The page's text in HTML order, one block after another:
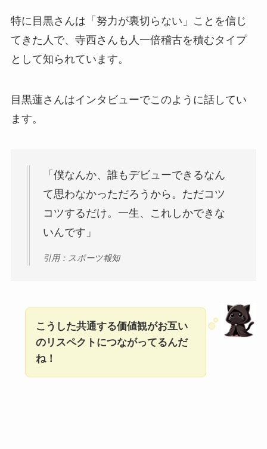
特に目黒さんは「努力が裏切らない」ことを信じ
てきた人で、寺西さんも人一倍稽古を積むタイプ
として知られています。
目黒蓮さんはインタビューでこのように話してい
ます。
「僕なんか、誰もデビューできるなん
て思わなかっただろうから。ただコツ
コツするだけ。一生、これしかできな
いんです」
引用：スポーツ報知
こうした共通する価値観がお互い
のリスペクトにつながってるんだ
ね！